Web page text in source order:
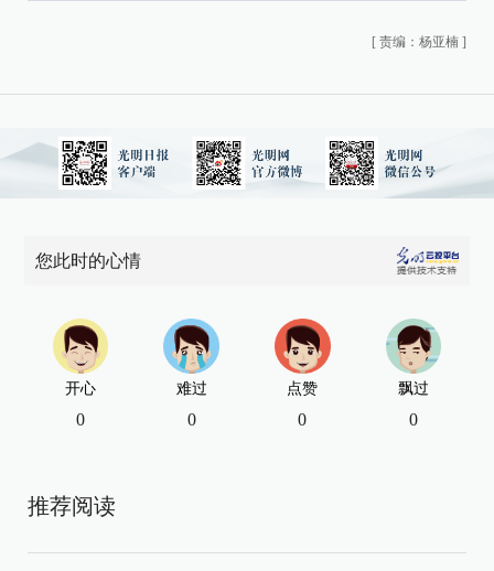
[ 责编：杨亚楠 ]
您此时的心情
开心
0
难过
0
点赞
0
飘过
0
推荐阅读